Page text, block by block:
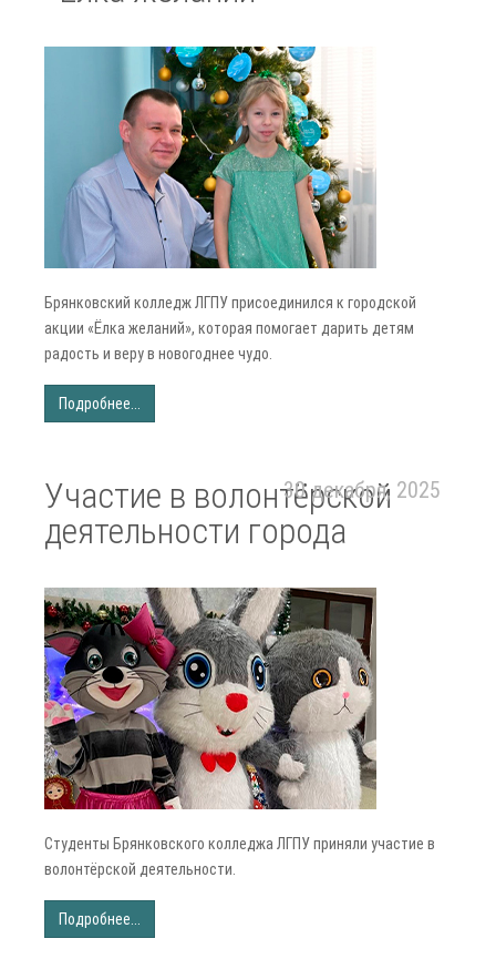
Брянковский колледж ЛГПУ присоединился к городской
акции «Ёлка желаний», которая помогает дарить детям
радость и веру в новогоднее чудо.
Подробнее...
Участие в волонтёрской
деятельности города
30 декабря, 2025
Студенты Брянковского колледжа ЛГПУ приняли участие в
волонтёрской деятельности.
Подробнее...